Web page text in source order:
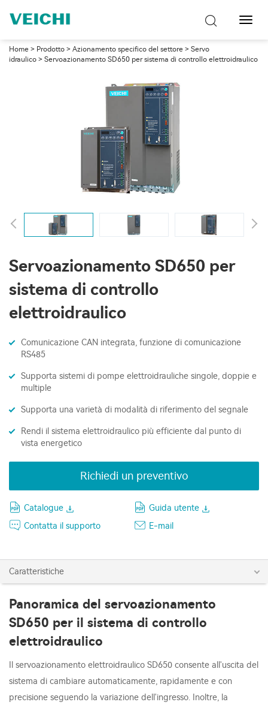
Home > Prodotto > Azionamento specifico del settore > Servo
idraulico > Servoazionamento SD650 per sistema di controllo elettroidraulico
Servoazionamento SD650 per
sistema di controllo
elettroidraulico
Comunicazione CAN integrata, funzione di comunicazione
RS485
Supporta sistemi di pompe elettroidrauliche singole, doppie e
multiple
Supporta una varietà di modalità di riferimento del segnale
Rendi il sistema elettroidraulico più efficiente dal punto di
vista energetico
Richiedi un preventivo
Catalogue
Guida utente
Contatta il supporto
E-mail
Caratteristiche
Panoramica del servoazionamento
SD650 per il sistema di controllo
elettroidraulico
Il servoazionamento elettroidraulico SD650 consente all'uscita del
sistema di cambiare automaticamente, rapidamente e con
precisione seguendo la variazione dell'ingresso. Inoltre, la